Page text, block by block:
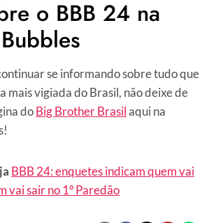
o BBB 24 na
se informando sobre tudo que
mais vigiada do Brasil, não deixe de
doBig Brother Brasilaqui na
BBB 24: enquetes indicam quem vai
vai sair no 1º Paredão